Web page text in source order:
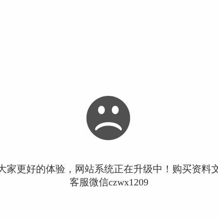
家更好的体验，网站系统正在升级中！购买资料
客服微信czwx1209